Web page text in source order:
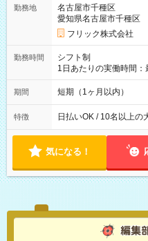
勤務地
名古屋市千種区
愛知県名古屋市千種区
フリック株式会社
勤務時間
シフト制
1日あたりの実働時間
日~2026年10月23日 短
※週3~5日勤務(勤務日
り ※夜勤シフトあり
期間 短期（1ヶ月以内）
特徴 日払いOK / 10名以上の
気になる！